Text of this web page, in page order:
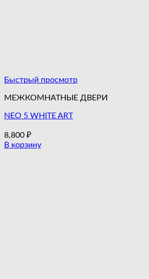
Быстрый просмотр
МЕЖКОМНАТНЫЕ ДВЕРИ
NEO 5 WHITE ART
8,800 ₽
В корзину